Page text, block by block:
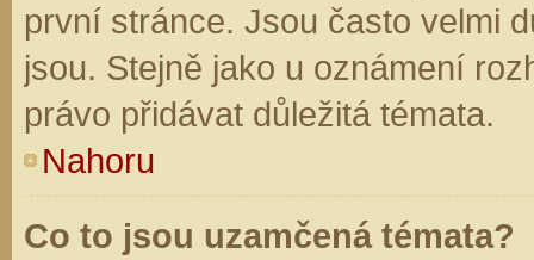
první stránce. Jsou často velmi
jsou. Stejně jako u oznámení
právo přidávat důležitá témata.
Nahoru
Co to jsou uzamčená témata?